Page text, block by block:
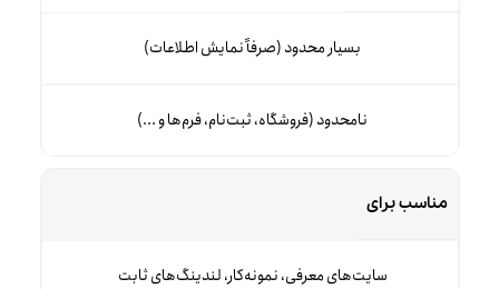
بسیار محدود (صرفاً نمایش اطلاعات)
نامحدود (فروشگاه، ثبت‌نام، فرم‌ها و ...)
مناسب برای
سایت‌های معرفی، نمونه‌کار، لندینگ‌های ثابت